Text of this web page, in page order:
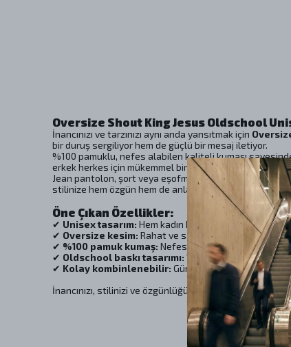
Oversize Shout King Jesus Oldschool
İnancınızı ve tarzınızı aynı anda yansıtmak için
bir duruş sergiliyor hem de güçlü bir mesaj iletiyor.
%100 pamuklu, nefes alabilen kaliteli kumaşı
erkek herkes için mükemmel bir uyum sağlar. "King
Jean pantolon, şort veya eşofmanlarla kombinleyerek
stilinize hem özgün hem de anlamlı bir dokunuş
Öne Çıkan Özellikler:
✔ Unisex tasarım: Hem kadın hem de erkekler için
✔ Oversize kesim: Rahat ve salaş bir stil sunar.
✔ %100 pamuk kumaş: Nefes alabilen, terletmeyen
✔ Oldschool baskı tasarımı: "King Jesus" temalı
✔ Kolay kombinlenebilir: Günlük giyim ve sokak
İnancınızı, stilinizi ve özgünlüğünüzü aynı anda